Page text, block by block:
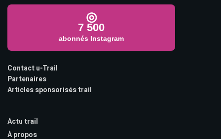
◎
7 500
abonnés Instagram
Contact u-Trail
Partenaires
Articles sponsorisés trail
Actu trail
À propos